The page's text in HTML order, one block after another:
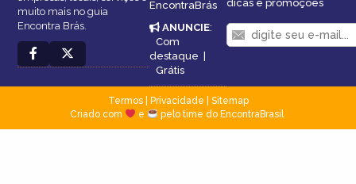
muito mais no guia
Encontra Brás.
EncontraBrás
ANUNCIE:
Com
destaque |
Grátis
dicas e promoções
Termos| Privacidade
Sitemap
Criado com
e pelo time do EncontraBrasil